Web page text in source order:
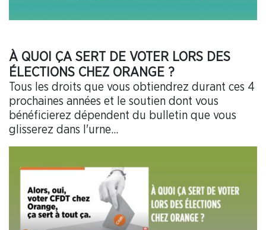
À QUOI ÇA SERT DE VOTER LORS DES
ÉLECTIONS CHEZ ORANGE ?
Tous les droits que vous obtiendrez durant ces 4
prochaines années et le soutien dont vous
bénéficierez dépendent du bulletin que vous
glisserez dans l'urne...